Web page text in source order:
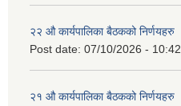
२२ औ कार्यपालिका बैठकको निर्णयहरु
Post date: 07/10/2026 - 10:42
२१ औ कार्यपालिका बैठकको निर्णयहरु